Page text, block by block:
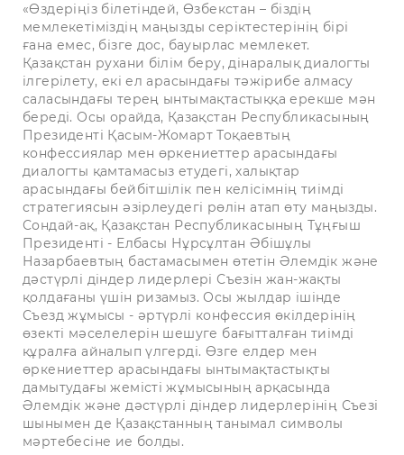
«Өздеріңіз білетіндей, Өзбекстан – біздің
мемлекетіміздің маңызды серіктестерінің бірі
ғана емес, бізге дос, бауырлас мемлекет.
Қазақстан рухани білім беру, дінаралық диалогты
ілгерілету, екі ел арасындағы тәжірибе алмасу
саласындағы терең ынтымақтастыққа ерекше мән
береді. Осы орайда, Қазақстан Республикасының
Президенті Қасым-Жомарт Тоқаевтың
конфессиялар мен өркениеттер арасындағы
диалогты қамтамасыз етудегі, халықтар
арасындағы бейбітшілік пен келісімнің тиімді
стратегиясын әзірлеудегі рөлін атап өту маңызды.
Сондай-ақ, Қазақстан Республикасының Тұңғыш
Президенті - Елбасы Нұрсұлтан Әбішұлы
Назарбаевтың бастамасымен өтетін Әлемдік және
дәстүрлі діндер лидерлері Съезін жан-жақты
қолдағаны үшін ризамыз. Осы жылдар ішінде
Съезд жұмысы - әртүрлі конфессия өкілдерінің
өзекті мәселелерін шешуге бағытталған тиімді
құралға айналып үлгерді. Өзге елдер мен
өркениеттер арасындағы ынтымақтастықты
дамытудағы жемісті жұмысының арқасында
Әлемдік және дәстүрлі діндер лидерлерінің Съезі
шынымен де Қазақстанның танымал символы
мәртебесіне ие болды.